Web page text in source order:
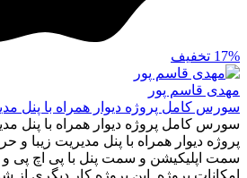
17% تخفیف
مهدی قاسم پور
سورس کامل پروژه دیوار همراه با پنل
سورس کامل پروژه دیوار همراه با پنل
پروژه دیوار همراه با پنل مدیریت زیبا و
سمت اپلیکیشن و سمت پنل با پی اچ پی
امکانات پروژه این پروژه کار دیگری